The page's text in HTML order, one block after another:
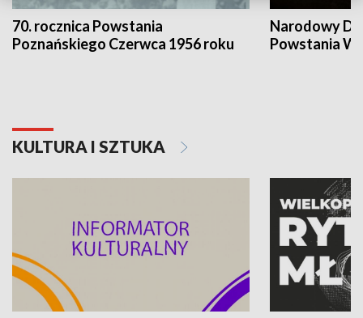
70. rocznica Powstania
Poznańskiego Czerwca 1956 roku
Narodowy
Powstania
KULTURA I SZTUKA